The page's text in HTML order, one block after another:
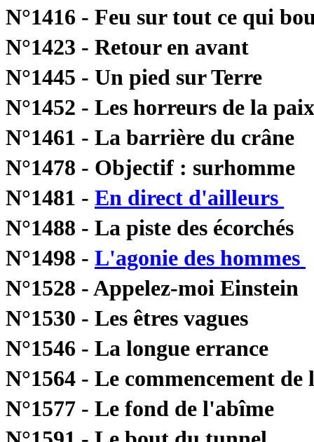
N°1416 - Feu sur tout ce
N°1423 - Retour en
N°1445 - Un pied sur Terre
N°1452 - Les horreurs de la
N°1461 - La barrière du
N°1478 - Objectif :
N°1481 - En direct d'ailleurs
N°1488 - La piste des
N°1498 - L'agonie des hommes
N°1528 - Appelez-moi Einstein
N°1530 - Les êtres vagues
N°1546 - La longue errance
N°1564 - Le commencement de
N°1577 - Le fond de l'abîme